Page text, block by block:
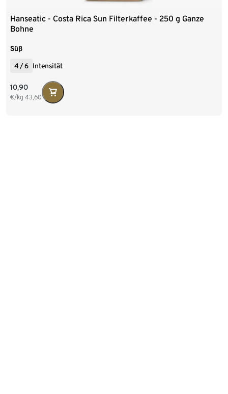
Hanseatic - Costa Rica Sun Filterkaffee - 250 g Ganze
Bohne
Süß
4/6 Intensität
10,90
€/kg 43,60